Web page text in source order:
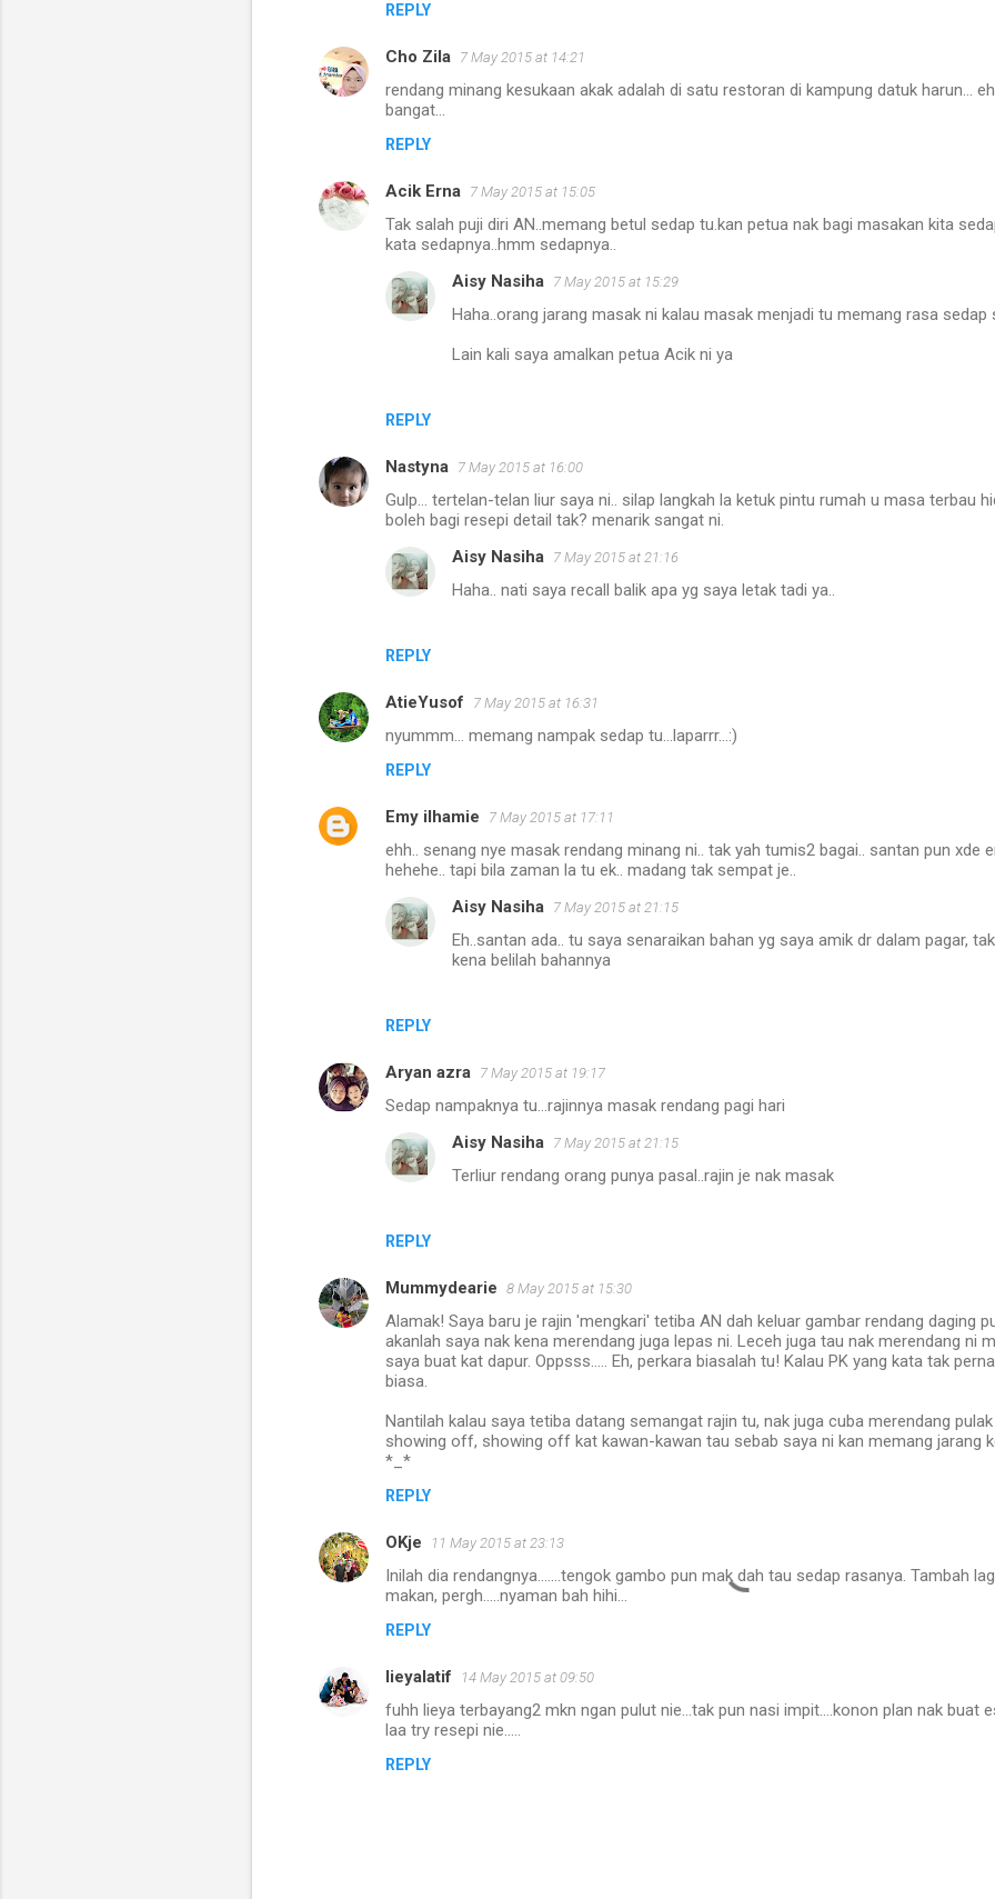
REPLY
Cho Zila 7 May 2015 at 14:21
rendang minang kesukaan akak adalah di satu restoran di kampung datuk harun...
bangat...
REPLY
Acik Erna 7 May 2015 at 15:05
Tak salah puji diri AN..memang betul sedap tu.kan petua nak bagi masakan kita
kata sedapnya..hmm sedapnya..
REPLY
Aisy Nasiha 7 May 2015 at 15:29
Haha..orang jarang masak ni kalau masak menjadi tu memang rasa sedap
Lain kali saya amalkan petua Acik ni ya
Nastyna 7 May 2015 at 16:00
Gulp... tertelan-telan liur saya ni.. silap langkah la ketuk pintu rumah u masa terbau
boleh bagi resepi detail tak? menarik sangat ni.
REPLY
Aisy Nasiha 7 May 2015 at 21:16
Haha.. nati saya recall balik apa yg saya letak tadi ya..
AtieYusof 7 May 2015 at 16:31
nyummm... memang nampak sedap tu...laparrr...:)
REPLY
Emy ilhamie 7 May 2015 at 17:11
ehh.. senang nye masak rendang minang ni.. tak yah tumis2 bagai.. santan pun xde
hehehe.. tapi bila zaman la tu ek.. madang tak sempat je..
REPLY
Aisy Nasiha 7 May 2015 at 21:15
Eh..santan ada.. tu saya senaraikan bahan yg saya amik dr dalam pagar,
kena belilah bahannya
Aryan azra 7 May 2015 at 19:17
Sedap nampaknya tu...rajinnya masak rendang pagi hari
REPLY
Aisy Nasiha 7 May 2015 at 21:15
Terliur rendang orang punya pasal..rajin je nak masak
Mummydearie 8 May 2015 at 15:30
Alamak! Saya baru je rajin 'mengkari' tetiba AN dah keluar gambar rendang daging
akanlah saya nak kena merendang juga lepas ni. Leceh juga tau nak merendang ni
saya buat kat dapur. Oppsss..... Eh, perkara biasalah tu! Kalau PK yang kata tak
biasa.
Nantilah kalau saya tetiba datang semangat rajin tu, nak juga cuba merendang
showing off, showing off kat kawan-kawan tau sebab saya ni kan memang jarang
*_*
REPLY
OKje 11 May 2015 at 23:13
Inilah dia rendangnya.......tengok gambo pun mak dah tau sedap rasanya. Tambah
makan, pergh.....nyaman bah hihi...
REPLY
lieyalatif 14 May 2015 at 09:50
fuhh lieya terbayang2 mkn ngan pulut nie...tak pun nasi impit....konon plan nak buat
laa try resepi nie.....
REPLY